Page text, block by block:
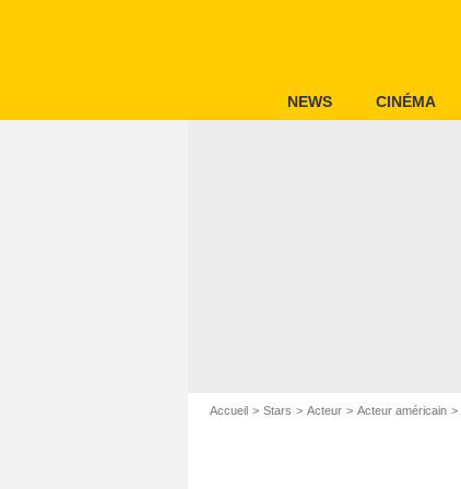
NEWS CINÉMA
Accueil Stars Acteur Acteur américain